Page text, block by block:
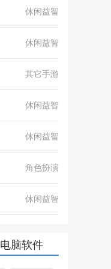
休闲益智
休闲益智
其它手游
休闲益智
休闲益智
角色扮演
休闲益智
电脑软件